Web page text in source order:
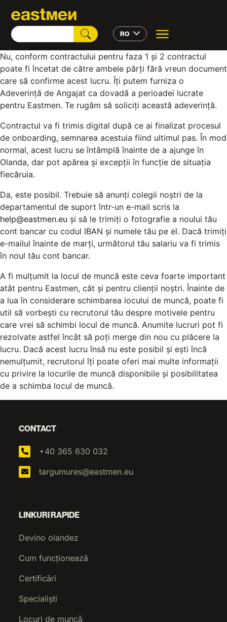
RO
Nu, conform contractului pentru faza 1 și 2 contractul
poate fi încetat de către ambele părți fără vreun document
care să confirme acest lucru. Îți putem furniza o
Adeverință de Angajat ca dovadă a perioadei lucrate
pentru Eastmen. Te rugăm să soliciți această adeverință.
Contractul va fi trimis digital după ce ai finalizat procesul
de onboarding, semnarea acestuia fiind ultimul pas. În mod
normal, acest lucru se întâmplă înainte de a ajunge în
Olanda, dar pot apărea și excepții în funcție de situația
fiecăruia.
Da, este posibil. Trebuie să anunți colegii noștri de la
departamentul de suport într-un e-mail scris la
help@eastmen.eu și să le trimiți o fotografie a noului tău
cont bancar cu codul IBAN și numele tău pe el. Dacă trimiți
e-mailul înainte de marți, următorul tău salariu va fi trimis
în noul tău cont bancar.
A fi mulțumit la locul de muncă este ceva foarte important
atât pentru Eastmen, cât și pentru clienții noștri. Înainte de
a lua în considerare schimbarea locului de muncă, poate fi
util să vorbești cu recrutorul tău despre motivele pentru
care vrei să schimbi locul de muncă. Anumite lucruri pot fi
rezolvate astfel încât să poți merge din nou cu plăcere la
lucru. Dacă acest lucru însă nu este posibil și ești încă
nemulțumit, recrutorul îți poate oferi mai multe informații
cu privire la locurile de muncă disponibile și posibilitatea
de a schimba locul de muncă.
CONTACT
+40 365 630 032
targumures@eastmen.eu
LINKURI RAPIDE
Devino olandez
Cum funcționează
Certificări
Specialiști
Locuri de muncă